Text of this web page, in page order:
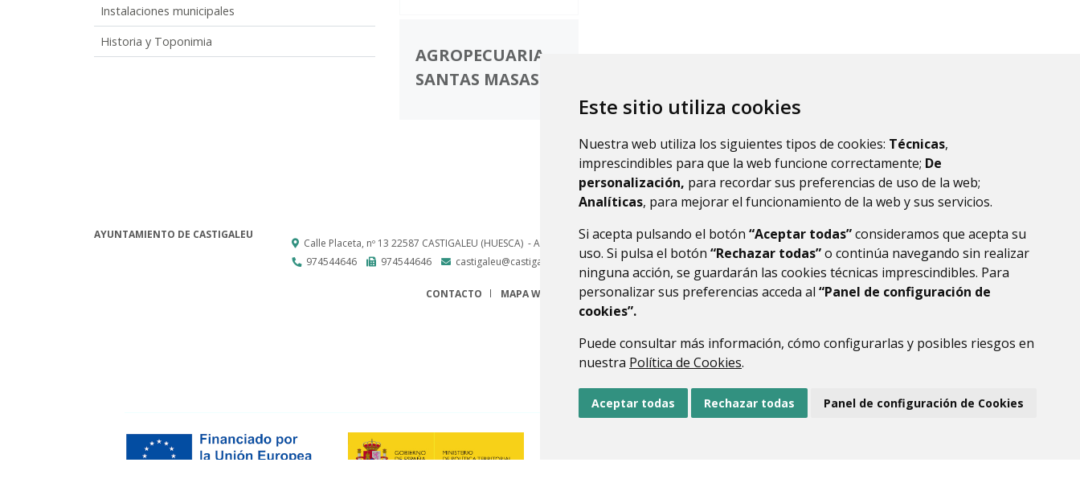
Este sitio utiliza cookies
Nuestra web utiliza los siguientes tipos de cookies: Técnicas,
imprescindibles para que la web funcione correctamente; De
personalización, para recordar sus preferencias de uso de la web;
Analíticas, para mejorar el funcionamiento de la web y sus servicios.
Si acepta pulsando el botón “Aceptar todas”consideramos que acepta su
uso. Si pulsa el botón “Rechazar todas”o continúa navegando sin realizar
ninguna acción, se guardarán las cookies técnicas imprescindibles. Para
personalizar sus preferencias acceda al “Panel de configuración de
cookies”.
Puede consultar más información, cómo configurarlas y posibles riesgos en
nuestra Política de Cookies.
Aceptar todas Rechazar todas Panel de configuración de Cookies
Instalaciones municipales
Historia y Toponimia
AGROPECUARIA
SANTAS MASAS
AYUNTAMIENTO DE CASTIGALEU
Calle Placeta, nº 13 22587 CASTIGALEU (HUESCA) - ARAGÓN
(ESPAÑA)
974544646
974544646 castigaleu@castigaleu.es
CONTACTO MAPA WEB AVISO LEGAL PROTECCIÓN DE DATOS ACCESIBILIDAD POLÍTICA DE COOKIES